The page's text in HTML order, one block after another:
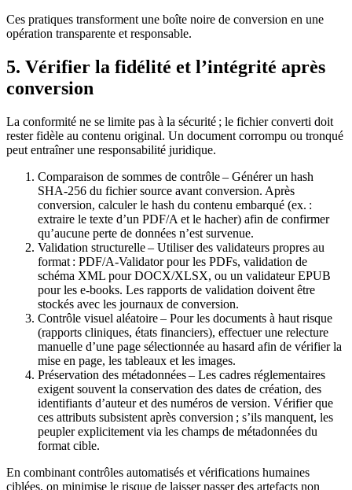
Ces pratiques transforment une boîte noire de conversion en une
opération transparente et responsable.
5. Vérifier la fidélité et l’intégrité après
conversion
La conformité ne se limite pas à la sécurité ; le fichier converti doit
rester fidèle au contenu original. Un document corrompu ou tronqué
peut entraîner une responsabilité juridique.
Comparaison de sommes de contrôle– Générer un hash
SHA‑256 du fichier source avant conversion. Après
conversion, calculer le hash du contenu embarqué (ex. :
extraire le texte d’un PDF/A et le hacher) afin de confirmer
qu’aucune perte de données n’est survenue.
Validation structurelle– Utiliser des validateurs propres au
format : PDF/A‑Validator pour les PDFs, validation de
schéma XML pour DOCX/XLSX, ou un validateur EPUB
pour les e‑books. Les rapports de validation doivent être
stockés avec les journaux de conversion.
Contrôle visuel aléatoire– Pour les documents à haut risque
(rapports cliniques, états financiers), effectuer une relecture
manuelle d’une page sélectionnée au hasard afin de vérifier la
mise en page, les tableaux et les images.
Préservation des métadonnées– Les cadres réglementaires
exigent souvent la conservation des dates de création, des
identifiants d’auteur et des numéros de version. Vérifier que
ces attributs subsistent après conversion ; s’ils manquent, les
peupler explicitement via les champs de métadonnées du
format cible.
En combinant contrôles automatisés et vérifications humaines
ciblées, on minimise le risque de laisser passer des artefacts non